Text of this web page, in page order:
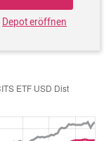
Depot eröffnen